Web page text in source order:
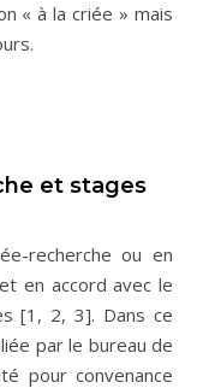
« à la criée » mais
et stages
recherche ou en
en accord avec le
[1, 2, 3]. Dans ce
par le bureau de
pour convenance